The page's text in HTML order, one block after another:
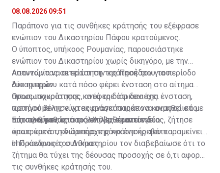
Δικαστηρίου
08.08.2026 09:51
Παράπονο για τις συνθήκες κράτησής του εξέφρασε
ενώπιον του Δικαστηρίου Πάφου κρατούμενος.
Ο ύποπτος, υπήκοος Ρουμανίας, παρουσιάστηκε
ενώπιον του Δικαστηρίου χωρίς δικηγόρο, με την
Αστυνομία να αιτείται την κράτησή του για περίοδο
δύο ημερών.
Απαντώντας σε ερώτηση της Προέδρου του
Δικαστηρίου κατά πόσο φέρει ένσταση στο αίτημα
προσωποκράτησης, ανέφερε ότι δεν έχει ένσταση,
ωστόσο θέλησε να εκφράσει παράπονο αναφορικά με
τις συνθήκες υπό τις οποίες κρατείται.
Όπως ισχυρίστηκε, κατά τη διάρκεια της
προηγούμενης νύχτας αναγκάστηκε να κοιμηθεί στο
πάτωμα, καθώς στο κελί βρίσκονταν δύο
κρατούμενοι, ενώ υπήρχε μόνο ένα κρεβάτι.
Επικαλούμενος, παράλληλα, θέματα υγείας, ζήτησε
όπως κατά τη διάρκεια της κράτησής του παραμείνει
υπό κανονικές συνθήκες.
Η Πρόεδρος του Δικαστηρίου τον διαβεβαίωσε ότι το
ζήτημα θα τύχει της δέουσας προσοχής σε ό,τι αφορά
τις συνθήκες κράτησής του.